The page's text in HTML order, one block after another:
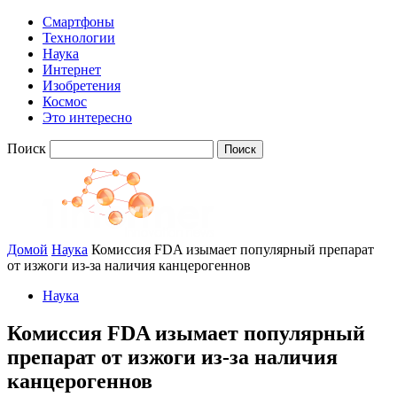
Смартфоны
Технологии
Наука
Интернет
Изобретения
Космос
Это интересно
Поиск
Домой Наука Комиссия FDA изымает популярный препарат
от изжоги из-за наличия канцерогеннов
Наука
Комиссия FDA изымает популярный
препарат от изжоги из-за наличия
канцерогеннов